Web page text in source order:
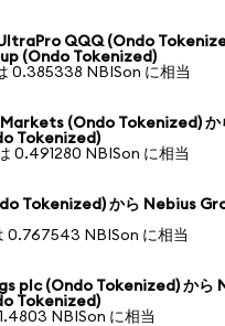
QQQ (Ondo
(Ondo Tokenized)
0.385338 NBISon に相当
(Ondo Tokenized) か
Tokenized)
0.491280 NBISon に相当
Tokenized) から Nebius
0.767543 NBISon に相当
plc (Ondo Tokenized) から
Tokenized)
NBISon に相当